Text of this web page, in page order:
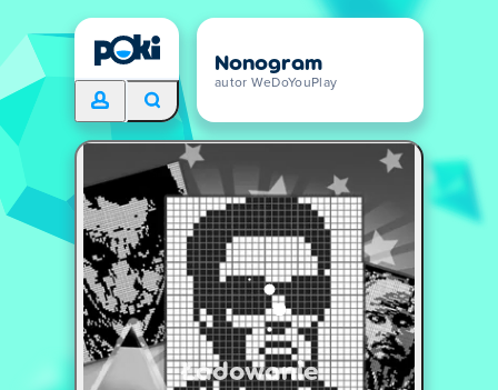
Nonogram
autor WeDoYouPlay
Ładowanie